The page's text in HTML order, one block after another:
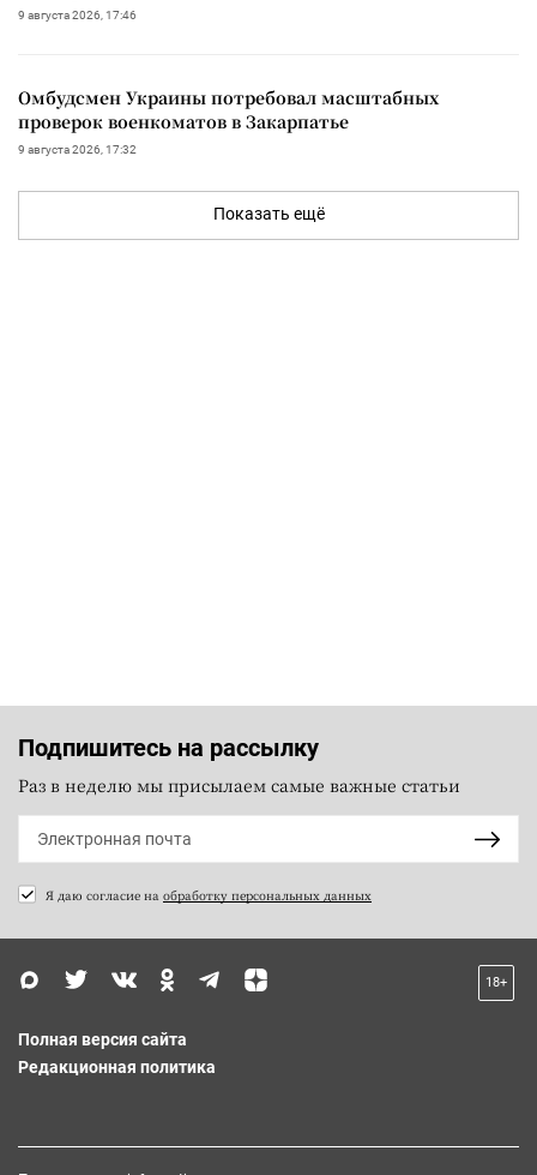
9 августа 2026, 17:46
Омбудсмен Украины потребовал масштабных
проверок военкоматов в Закарпатье
9 августа 2026, 17:32
Показать ещё
Подпишитесь на рассылку
Раз в неделю мы присылаем самые важные статьи
Я даю согласие на обработку персональных данных
18+
Полная версия сайта
Редакционная политика